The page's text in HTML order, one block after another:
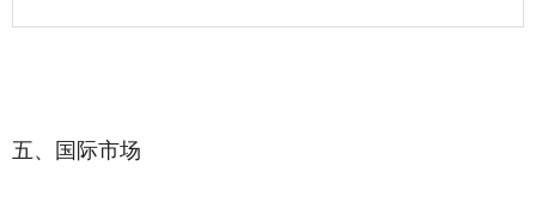
五、国际市场